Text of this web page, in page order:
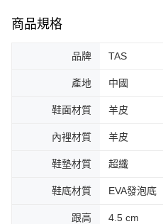
商品規格
品牌 TAS
產地 中國
鞋面材質 羊皮
內裡材質 羊皮
鞋墊材質 超纖
鞋底材質 EVA發泡底
跟高 4.5 cm